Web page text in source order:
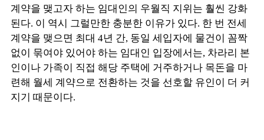
계약을 맺고자 하는 임대인의 우월직 지위는 훨씬 강화
된다. 이 역시 그럴만한 충분한 이유가 있다. 한 번 전세
계약을 맺으면 최대 4년 간, 동일 세입자에 물건이 꼼짝
없이 묶여야 있어야 하는 임대인 입장에서는, 차라리 본
인이나 가족이 직접 해당 주택에 거주하거나 목돈을 마
련해 월세 계약으로 전환하는 것을 선호할 유인이 더 커
지기 때문이다.